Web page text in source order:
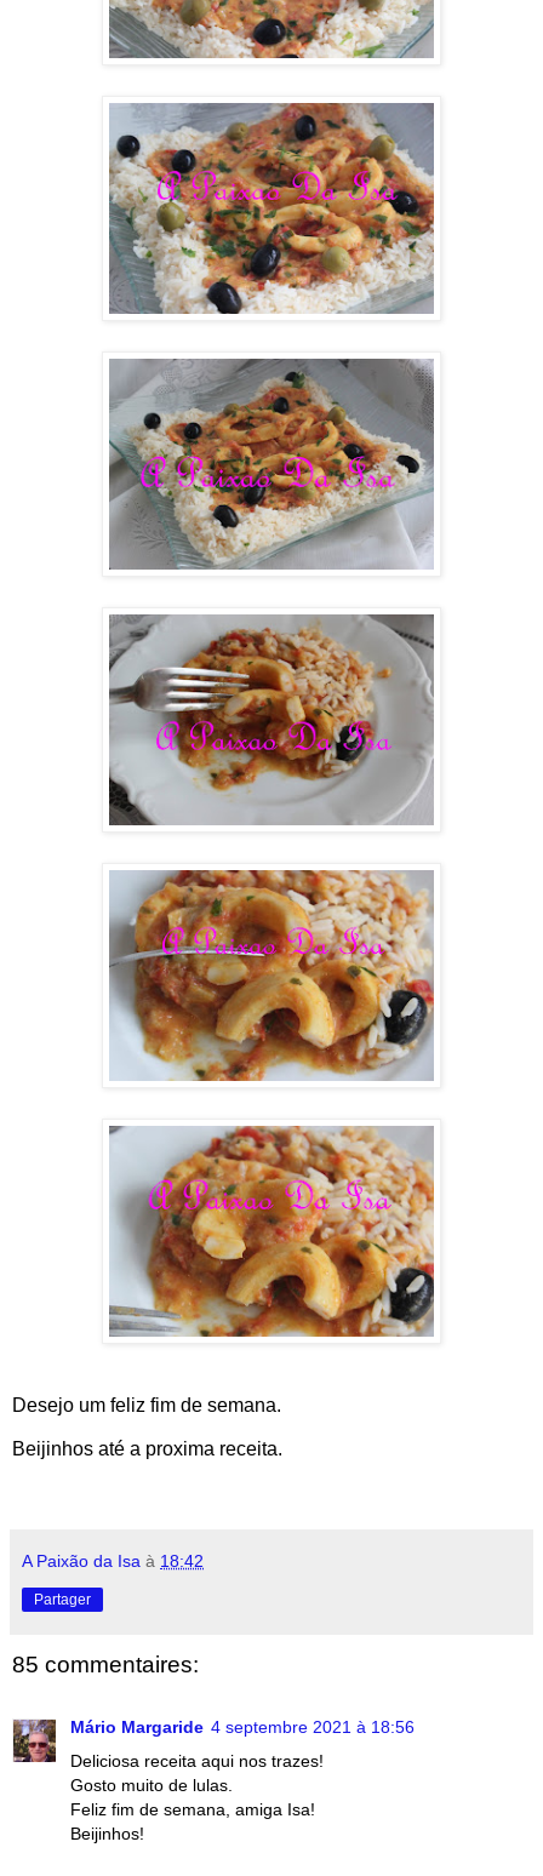
Desejo um feliz fim de semana.
Beijinhos até a proxima receita.
A Paixão da Isa à 18:42
Partager
85 commentaires:
Mário Margaride 4 septembre 2021 à 18:56
Deliciosa receita aqui nos trazes!
Gosto muito de lulas.
Feliz fim de semana, amiga Isa!
Beijinhos!